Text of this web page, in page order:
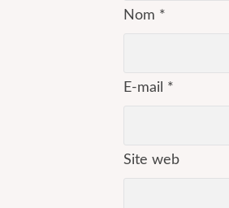
Nom *
E-mail *
Site web